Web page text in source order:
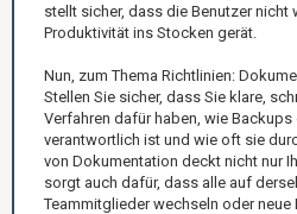
stellt sicher, dass die Benutzer nicht
Produktivität ins Stocken gerät.
Nun, zum Thema Richtlinien:
Stellen Sie sicher, dass Sie klare,
Verfahren dafür haben, wie
verantwortlich ist und wie oft sie
von Dokumentation deckt nicht nur
sorgt auch dafür, dass alle auf
Teammitglieder wechseln oder neue